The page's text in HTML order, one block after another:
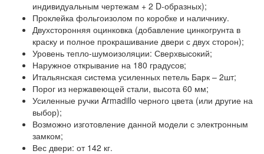
индивидуальным чертежам + 2 D-образных);
Проклейка фольгоизолом по коробке и наличнику.
Двухсторонняя оцинковка (добавление цинкогрунта в
краску и полное прокрашивание двери с двух сторон);
Уровень тепло-шумоизоляции: Сверхвысокий;
Наружное открывание на 180 градусов;
Итальянская система усиленных петель Барк – 2шт;
Порог из нержавеющей стали, высота 60 мм;
Усиленные ручки Armadillo черного цвета (или другие на
выбор);
Возможно изготовление данной модели с электронным
замком;
Вес двери: от 142 кг.